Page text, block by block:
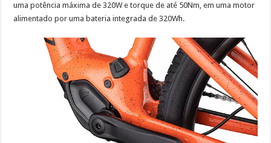
uma potência máxima de 320W e torque de até 50Nm, em uma motor
alimentado por uma bateria integrada de 320Wh.